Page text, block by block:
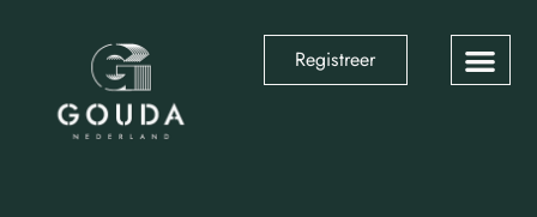
Registreer